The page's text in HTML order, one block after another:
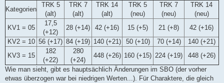
Kategorien
TRK 5
(alt)
TRK 7
(alt)
TRK 14
(alt)
TRK 5
(neu)
TRK 7
(neu)
TRK 14
(neu)
KV1 = 05
17,5
(+12)
28 (+14) 42 (+16) 15 (+5) 21 (+8)
42 (+16)
KV2 = 10 56 (+17) 84 (+19) 140 (+21) 50 (+10) 70 (+14)
140 (+21)
KV3 = 15
182
(+22)
280
(+24)
448 (+26) 160 (+15) 224 (+19)
448 (+26)
Wie man sieht, gibt es hauptsächlich Änderungen im SBO (der vorher
etwas überzogen war bei niedrigen Werten...). Für Charaktere, die gleich